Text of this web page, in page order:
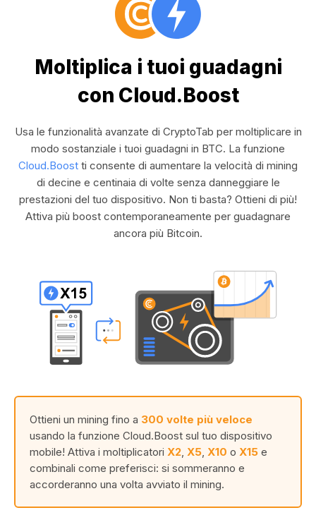
Moltiplica i tuoi guadagni
con Cloud.Boost
Usa le funzionalità avanzate di CryptoTab per moltiplicare in
modo sostanziale i tuoi guadagni in BTC. La funzione
Cloud.Boost ti consente di aumentare la velocità di mining
di decine e centinaia di volte senza danneggiare le
prestazioni del tuo dispositivo. Non ti basta? Ottieni di più!
Attiva più boost contemporaneamente per guadagnare
ancora più Bitcoin.
Ottieni un mining fino a 300 volte più veloce
usando la funzione Cloud.Boost sul tuo dispositivo
mobile! Attiva i moltiplicatori X2 X5 X10 o X15 e
combinali come preferisci: si sommeranno e
accorderanno una volta avviato il mining.